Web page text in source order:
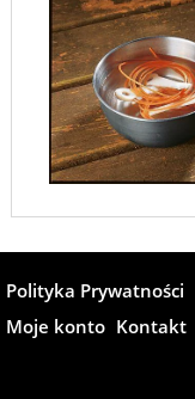
Polityka Prywatności
Moje konto Kontakt